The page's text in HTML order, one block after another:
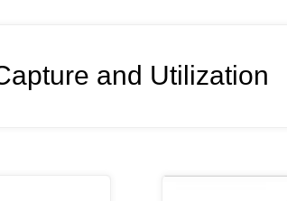
and Utilization